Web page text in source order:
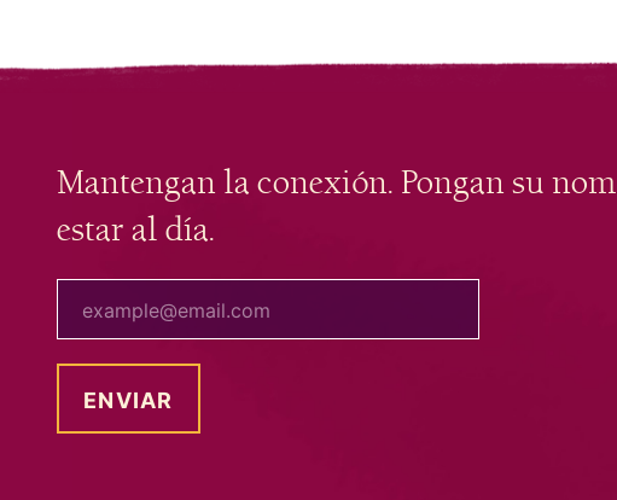
Mantengan la conexión. Pongan su
estar al día.